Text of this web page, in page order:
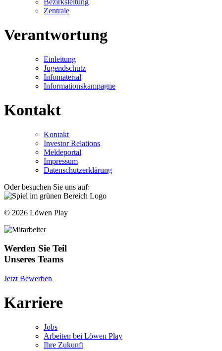
Zentrale
Verantwortung
Einleitung
Jugendschutz
Infomaterial
Informationskampagne
Kontakt
Kontakt
Investor Relations
Meldeportal
Impressum
Datenschutzerklärung
Oder besuchen Sie uns auf:
© 2026 Löwen Play
Werden Sie Teil
Unseres Teams
Jetzt Bewerben
Karriere
Jobs
Arbeiten bei Löwen Play
Ihre Zukunft